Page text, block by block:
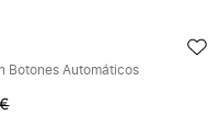
Botones Automáticos